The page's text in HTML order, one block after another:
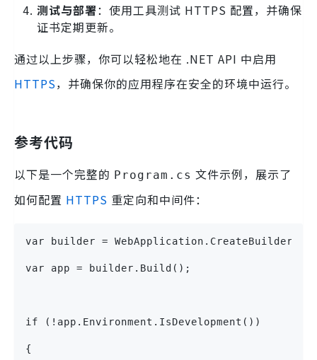
测试与部署：使用工具测试 HTTPS 配置，并确保
证书定期更新。
通过以上步骤，你可以轻松地在 .NET API 中启用
HTTPS，并确保你的应用程序在安全的环境中运行。
参考代码
以下是一个完整的 Program.cs 文件示例，展示了
如何配置 HTTPS 重定向和中间件：
var builder =
var app = builder.Build();
if (!app.Environment.IsDevelopment())
{